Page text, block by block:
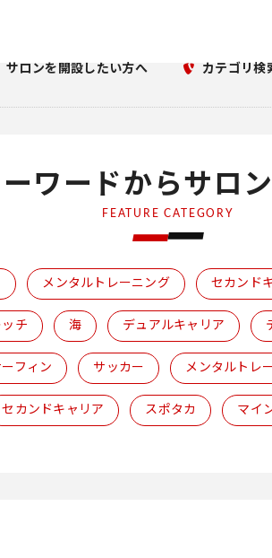
サロンを開設したい方へ カテゴリ検
ワードからサロ
FEATURE CATEGORY
メンタルトレーニング セカンド
チ 海 デュアルキャリア
ーフィン サッカー メンタルトレ
セカンドキャリア スポタカ マイ